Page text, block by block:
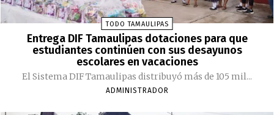
TODO TAMAULIPAS
Entrega DIF Tamaulipas dotaciones para que
estudiantes continúen con sus desayunos
escolares en vacaciones
El Sistema DIF Tamaulipas distribuyó más de 105 mil...
ADMINISTRADOR